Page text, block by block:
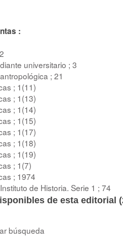
:
universitario ; 3
; 21
; 1(11)
; 1(13)
; 1(14)
; 1(15)
; 1(17)
; 1(18)
; 1(19)
; 1(7)
; 1974
de Historia. Serie 1 ; 74
de esta editorial (
búsqueda